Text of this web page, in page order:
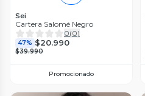
Sei
Cartera Salomé Negro
0(0)
47% $20.990
$39.990
Promocionado